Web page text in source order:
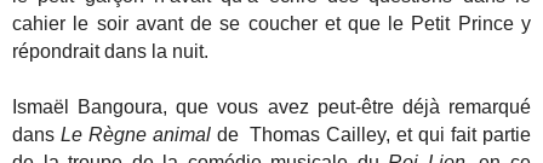
cahier le soir avant de se coucher et que le Petit Prince y
répondrait dans la nuit.
Ismaël Bangoura, que vous avez peut-être déjà remarqué
dansLe Règne animalde Thomas Cailley, et qui fait partie